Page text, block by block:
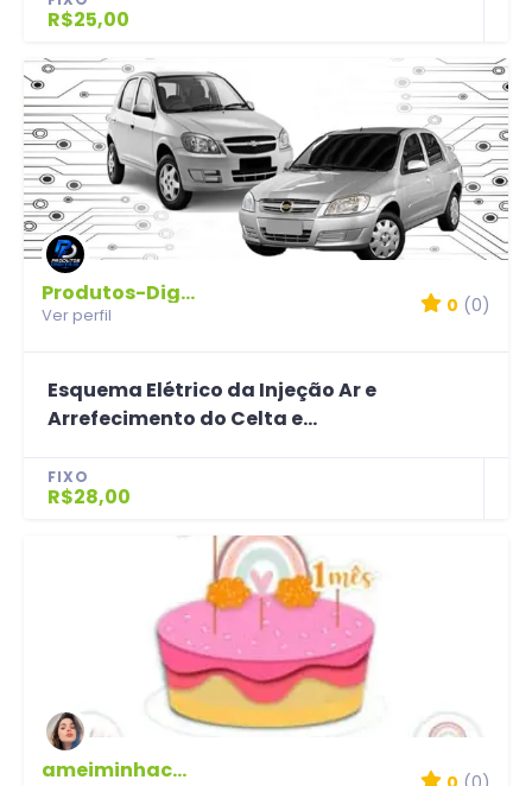
R$25,00
Produtos-Digitais
Ver perfil 0 (0)
Esquema Elétrico da Injeção Ar e
Arrefecimento do Celta e...
FIXO
R$28,00
ameiminhacompra